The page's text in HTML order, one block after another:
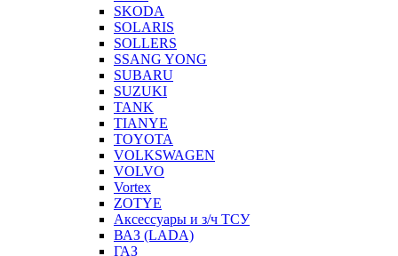
SKODA
SOLARIS
SOLLERS
SSANG YONG
SUBARU
SUZUKI
TANK
TIANYE
TOYOTA
VOLKSWAGEN
VOLVO
Vortex
ZOTYE
Аксессуары и з/ч ТСУ
ВАЗ (LADA)
ГАЗ